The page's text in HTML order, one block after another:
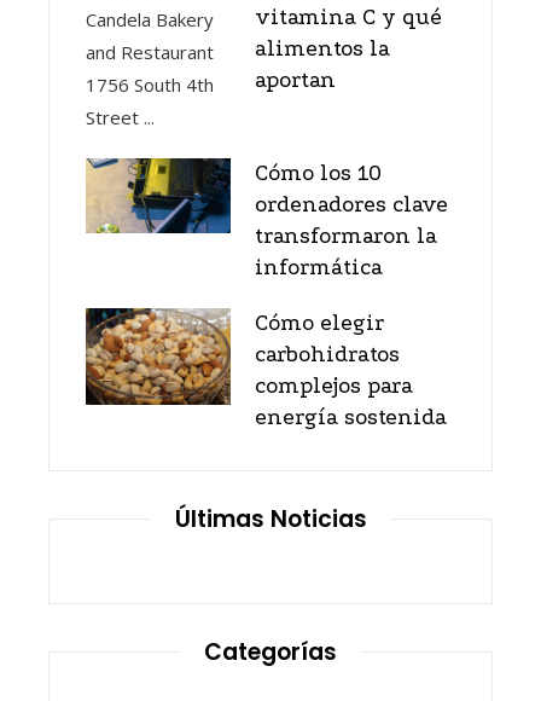
vitamina C y qué
alimentos la
aportan
Cómo los 10
ordenadores clave
transformaron la
informática
Cómo elegir
carbohidratos
complejos para
energía sostenida
Últimas Noticias
Categorías